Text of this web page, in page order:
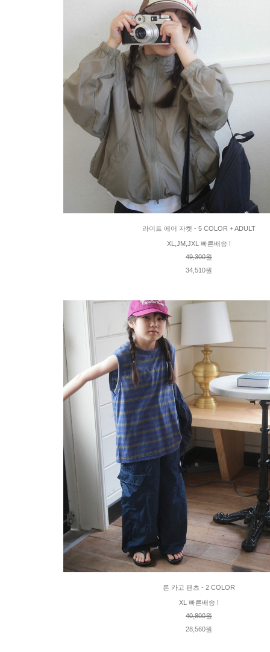
라이트 에어 자켓 - 5 COLOR + ADULT
XL,JM,JXL 빠른배송 !
49,300원
34,510원
론 카고 팬츠 - 2 COLOR
XL 빠른배송 !
40,800원
28,560원